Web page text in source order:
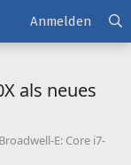
Anmelden
als neues
E: Core i7-